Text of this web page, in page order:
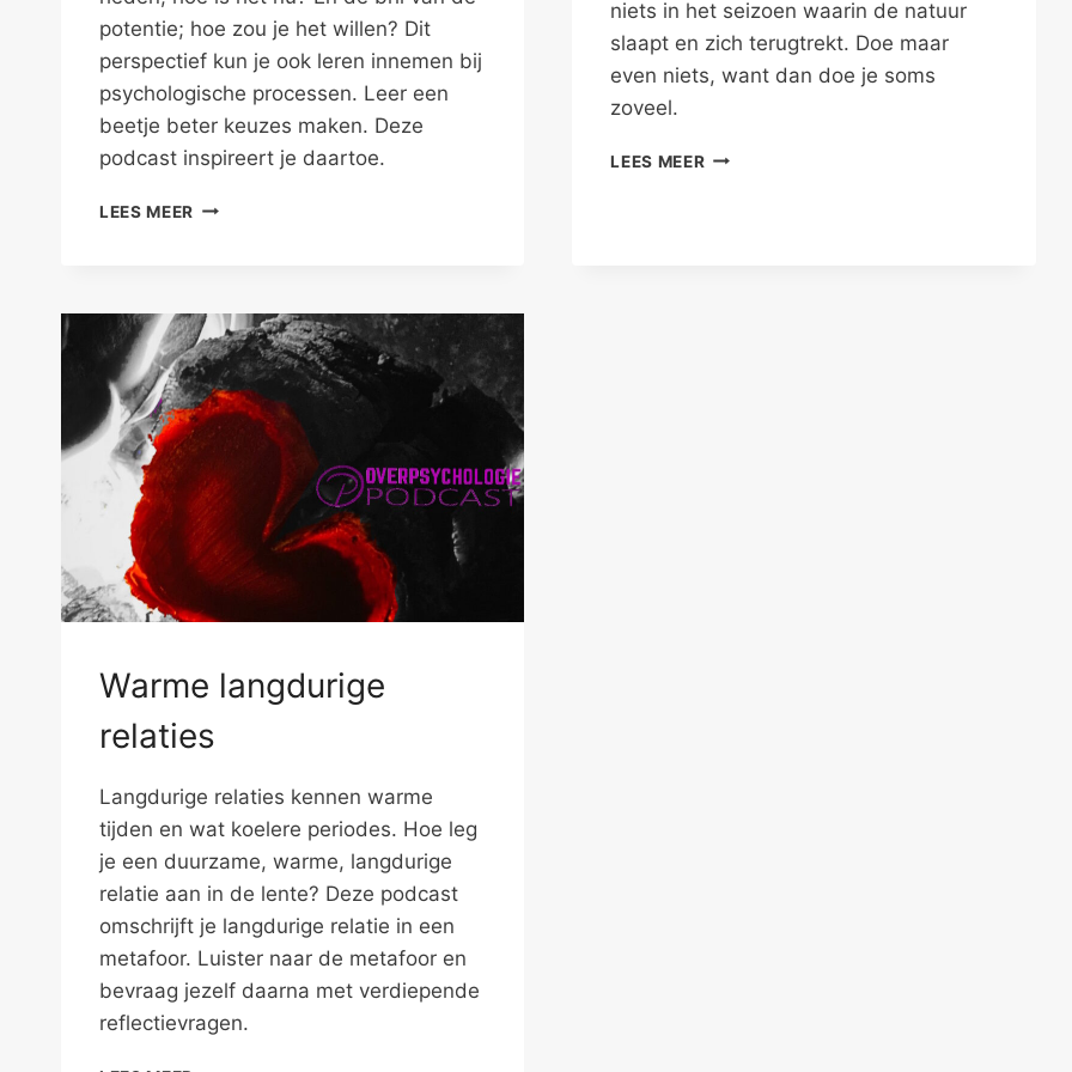
potentie; hoe zou je het willen? Dit
perspectief kun je ook leren innemen bij
psychologische processen. Leer een
beetje beter keuzes maken. Deze
podcast inspireert je daartoe.
LEES MEER LEER
MAKEN
niets in het seizoen waarin de natuur
slaapt en zich terugtrekt. Doe maar
even niets, want dan doe je soms
zoveel.
LEES MEERDOE
Warme langdurige
relaties
Langdurige relaties kennen warme
tijden en wat koelere periodes. Hoe leg
je een duurzame, warme, langdurige
relatie aan in de lente? Deze podcast
omschrijft je langdurige relatie in een
metafoor. Luister naar de metafoor en
bevraag jezelf daarna met verdiepende
reflectievragen.